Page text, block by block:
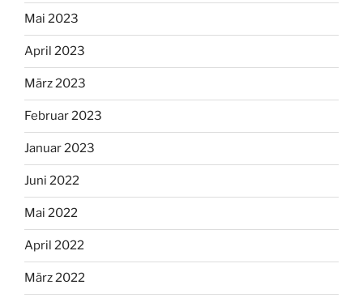
Mai 2023
April 2023
März 2023
Februar 2023
Januar 2023
Juni 2022
Mai 2022
April 2022
März 2022